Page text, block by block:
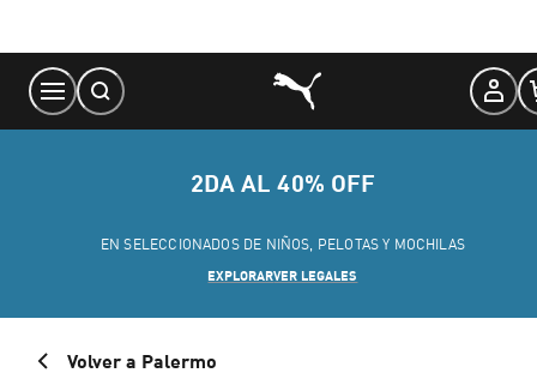
Content
2DA AL 40% OFF
EN SELECCIONADOS DE NIÑOS, PELOTAS Y MOCHILAS
EXPLORARVER LEGALES
Volver a Palermo